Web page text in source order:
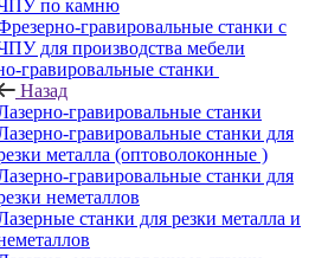
по камню
гравировальные станки с
для производства мебели
гравировальные станки
Назад
гравировальные станки
гравировальные станки для
металла (оптоволоконные )
гравировальные станки для
неметаллов
станки для резки металла и